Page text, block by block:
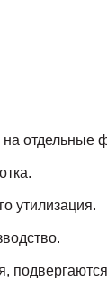
отдельные
утилизация.